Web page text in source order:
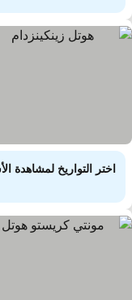
اختر التواريخ لمشاهدة